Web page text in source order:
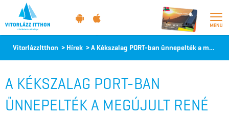
Vitorlázz
itthon
VitorlázzItthon > Hírek >A Kékszalag PORT-ban ünnepelték a megújult René liberát
A KÉKSZALAG PORT-BAN
ÜNNEPELTÉK A MEGÚJULT RENÉ